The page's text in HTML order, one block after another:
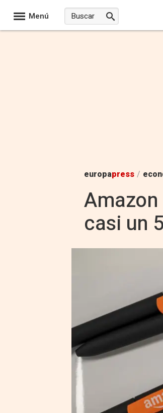
Menú
europapress /
casi un